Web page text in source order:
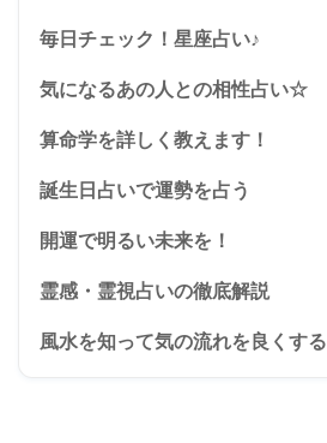
毎日チェック！星座占い♪
気になるあの人との相性占い☆
算命学を詳しく教えます！
誕生日占いで運勢を占う
開運で明るい未来を！
霊感・霊視占いの徹底解説
風水を知って気の流れを良くする